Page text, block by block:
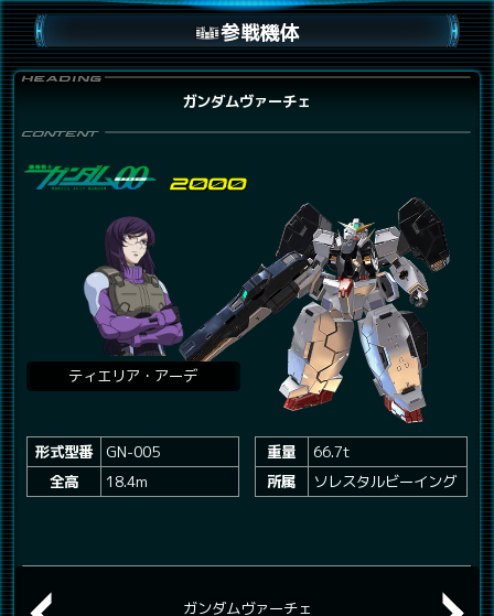
参戦機体
ガンダムヴァーチェ
ティエリア・アーデ
形式型番
GN-005
全高
18.4m
重量
66.7t
所属
ソレスタルビーイング
ガンダムヴァーチェ